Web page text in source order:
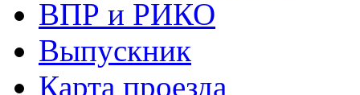
ВПР и РИКО
Выпускник
Карта проезда